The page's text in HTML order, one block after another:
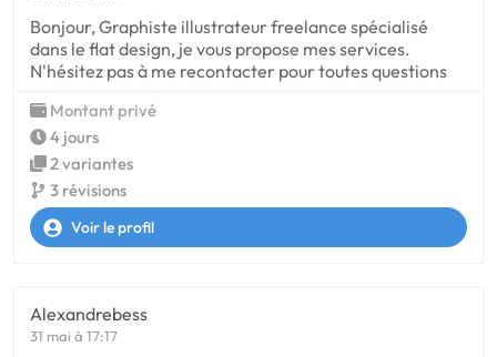
Bonjour, Graphiste illustrateur freelance spécialisé
dans le flat design, je vous propose mes services.
N'hésitez pas à me recontacter pour toutes questions
Montant privé
4 jours
2 variantes
3 révisions
Voir le profil
Alexandrebess
31 mai à 17:17